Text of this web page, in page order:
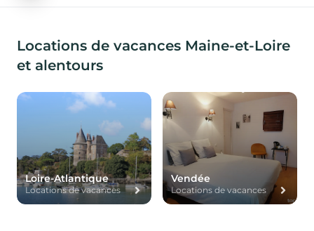
Locations de vacances Maine-et-Loire
et alentours
Loire-Atlantique
Locations de vacances
Vendée
Locations de vacances